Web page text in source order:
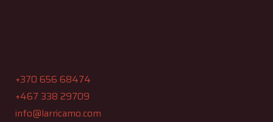
+370 656 68474
+467 338 29709
info@larricamo.com